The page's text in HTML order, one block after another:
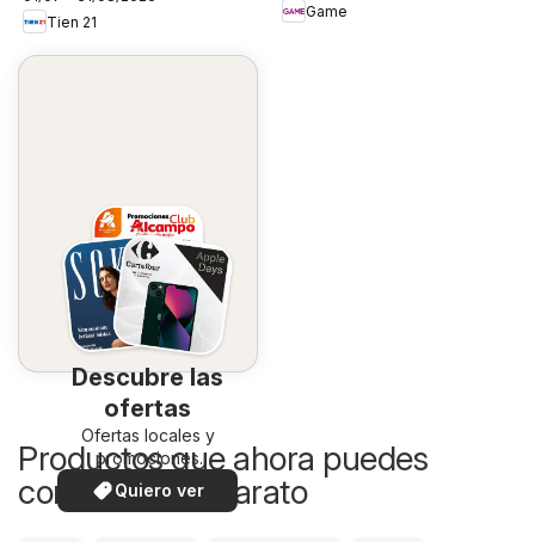
Tien 21
Game
Descubre las
ofertas
Ofertas locales y
promociones
especiales.
Quiero ver
Productos que ahora puedes
comprar más barato